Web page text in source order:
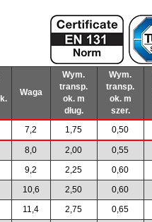
Waga
Wym.
transp.
ok. m
dług.
Wym.
transp.
ok. m
szer.
7,2 1,75 0,50
8,0 2,00 0,55
9,2 2,25 0,60
10,6 2,50 0,60
11,4 2,75 0,65